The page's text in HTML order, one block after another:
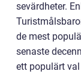
sevärdheter.
de mest
senaste
ett populärt